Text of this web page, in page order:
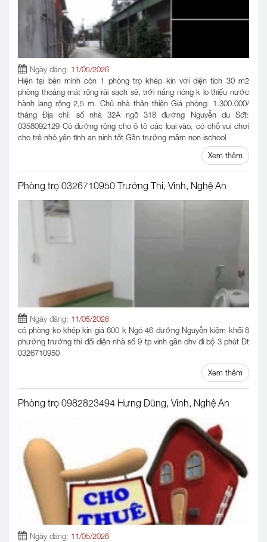
Ngày đăng: 11/05/2026
Hiện tại bên mình còn 1 phòng trọ khép kín với diện tích 30 m2
phòng thoáng mát rộng rãi sạch sẽ, trời nắng nóng k lo thiếu nước
hành lang rộng 2,5 m. Chủ nhà thân thiện Giá phòng: 1.300.000/
tháng Địa chỉ: số nhà 32A ngõ 318 đường Nguyễn du Sđt:
0‭358092129 Có đường rộng cho ô tô các loại vào, có chỗ vui chơi
cho trẻ nhỏ yên tĩnh an ninh tốt Gần trường mầm non ischool
Xem thêm
Phòng trọ 0326710950 Trường Thi, Vinh, Nghệ An
Ngày đăng: 11/05/2026
có phòng ko khép kín giá 600 k Ngõ 46 đường Nguyễn kiệm khối 8
phường trường thi đối diện nhà số 9 tp vinh gần dhv đi bộ 3 phút Dt
0326710950
Xem thêm
Phòng trọ 0982823494 Hưng Dũng, Vinh, Nghệ An
Ngày đăng: 11/05/2026